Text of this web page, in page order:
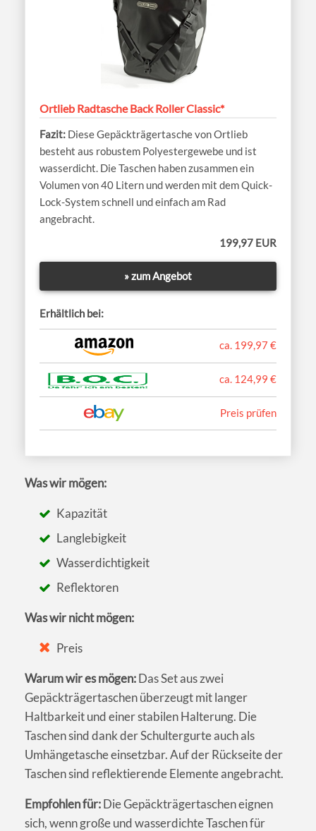
Ortlieb Radtasche Back Roller Classic*
Diese Gepäckträgertasche von Ortlieb
besteht aus robustem Polyestergewebe und ist
wasserdicht. Die Taschen haben zusammen ein
Volumen von 40 Litern und werden mit dem Quick-
Lock-System schnell und einfach am Rad
angebracht.
199,97 EUR
» zum Angebot
Erhältlich bei:
ca. 199,97 €
ca. 124,99 €
Preis prüfen
Was wir mögen:
Kapazität
Langlebigkeit
Wasserdichtigkeit
Reflektoren
Was wir nicht mögen:
Preis
Warum wir es mögen:Das Set aus zwei
Gepäckträgertaschen überzeugt mit langer
Haltbarkeit und einer stabilen Halterung. Die
Taschen sind dank der Schultergurte auch als
Umhängetasche einsetzbar. Auf der Rückseite der
Taschen sind reflektierende Elemente angebracht.
Empfohlen für:Die Gepäckträgertaschen eignen
sich, wenn große und wasserdichte Taschen für